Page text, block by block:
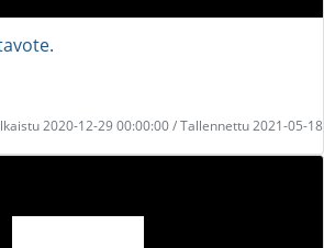
2020-12-29 00:00:00 / Tallennettu 2021-05-18